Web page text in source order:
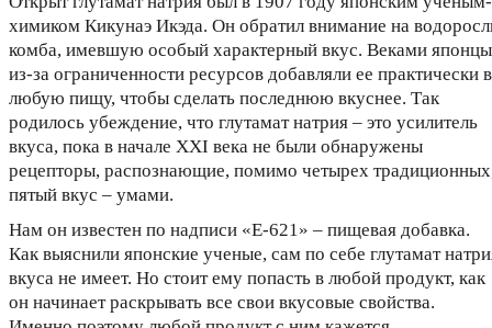
химиком Кикунаэ Икэда. Он обратил внимание на
комба, имевшую особый характерный вкус. Веками японцы
из-за ограниченности ресурсов добавляли ее практически в
любую пищу, чтобы сделать последнюю вкуснее. Так
родилось убеждение, что глутамат натрия – это усилитель
вкуса, пока в начале XXI века не были обнаружены
рецепторы, распознающие, помимо четырех
пятый вкус – умами.
Нам он известен по надписи «Е-621» – пищевая добавка.
Как выяснили японские ученые, сам по себе глутамат
вкуса не имеет. Но стоит ему попасть в любой продукт, как
он начинает раскрывать все свои вкусовые свойства.